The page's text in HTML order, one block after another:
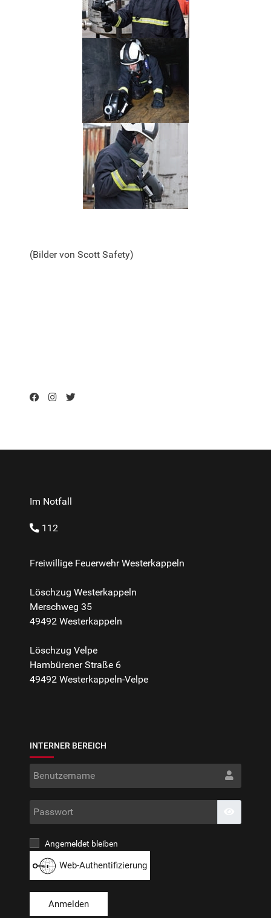
(Bilder von Scott Safety)
Im Notfall
112
Freiwillige Feuerwehr Westerkappeln
Löschzug Westerkappeln
Merschweg 35
49492 Westerkappeln
Löschzug Velpe
Hambürener Straße 6
49492 Westerkappeln-Velpe
INTERNER BEREICH
Angemeldet bleiben
Web-Authentifizierung
Anmelden